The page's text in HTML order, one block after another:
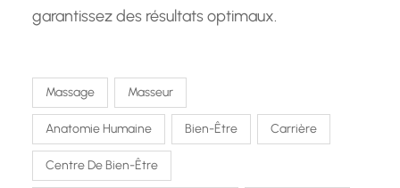
garantissez des résultats optimaux.
Massage Masseur
Anatomie Humaine Bien-Être Carrière
Centre De Bien-Être